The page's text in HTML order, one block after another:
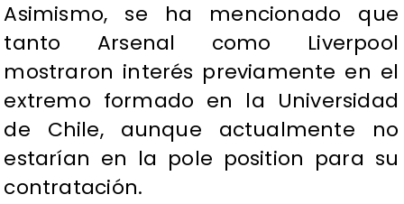
Asimismo, se ha mencionado que
tanto Arsenal como Liverpool
mostraron interés previamente en el
extremo formado en la Universidad
de Chile, aunque actualmente no
estarían en la pole position para su
contratación.